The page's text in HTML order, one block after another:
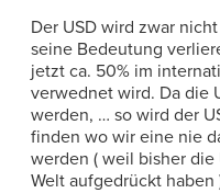
Der USD wird zwar
seine Bedeutung
jetzt ca. 50% im
verwednet wird. Da die
werden, … so wird der
finden wo wir eine nie
werden ( weil bisher
Welt aufgedrückt haben